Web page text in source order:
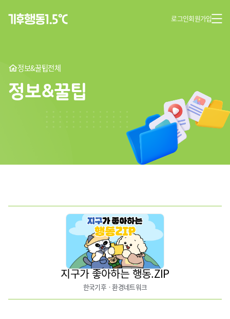
로그인회원가입
정보&꿀팁전체
정보&꿀팁
지구가 좋아하는 행동.ZIP
한국기후ㆍ환경네트워크